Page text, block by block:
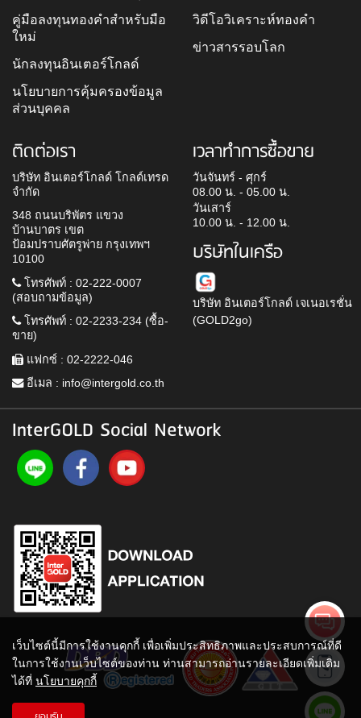
คู่มือลงทุนทองคำสำหรับมือ
ใหม่
นักลงทุนอินเตอร์โกลด์
นโยบายการคุ้มครองข้อมูล
ส่วนบุคคล
วิดีโอวิเคราะห์ทองคำ
ข่าวสารรอบโลก
ติดต่อเรา
บริษัท อินเตอร์โกลด์ โกลด์เทรด
จำกัด
348 ถนนบริพัตร แขวง
บ้านบาตร เขต
ป้อมปราบศัตรูพ่าย กรุงเทพฯ
10100
โทรศัพท์ : 02-222-0007
(สอบถามข้อมูล)
โทรศัพท์ : 02-2233-234 (ซื้อ-
ขาย)
แฟกซ์ : 02-2222-046
อีเมล : info@intergold.co.th
เวลาทำการซื้อขาย
วันจันทร์ - ศุกร์
08.00 น. - 05.00 น.
วันเสาร์
10.00 น. - 12.00 น.
บริษัทในเครือ
บริษัท อินเตอร์โกลด์ เจเนอเรชั่น
(GOLD2go)
InterGOLD Social Network
เว็บไซต์นี้มีการใช้งานคุกกี้ เพื่อเพิ่มประสิทธิภาพและประสบการณ์ที่ดี
ในการใช้งานเว็บไซต์ของท่าน ท่านสามารถอ่านรายละเอียดเพิ่มเติม
ได้ที่ นโยบายคุกกี้